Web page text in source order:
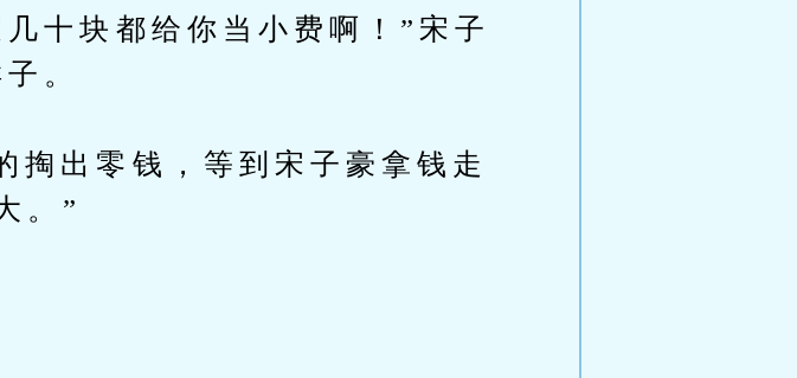
十块都给你当小费啊！”宋子
。
出零钱，等到宋子豪拿钱走
。”